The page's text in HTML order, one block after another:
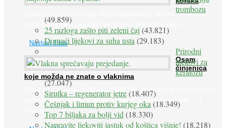
Želudac teško trpi stroge dijete i gladovanje, no srećom po nas
može ga se lako zavarati. Nezdravu i pretjeranu želju ...
Nastavi čitati
Osam
činjenica
koje možda ne znate o vlaknima
Evo zašto su vlakna važna i zašto nas bombardiraju reklamama i
pakiranjima u kojima obećavaju najviši postotak vlakana ... 1.
Vlakna ...
trombozu
(49.859)
25 razloga zašto piti zeleni čaj(43.821)
Domaći lijekovi za suha usta (29.183)
Prirodni
lijekovi za
keratozu
(27.047)
Sirutka – regenerator jetre(18.407)
Češnjak i limun protiv kurjeg oka (18.349)
Top 7 biljaka za bolji vid (18.330)
Napravite ljekoviti jastuk od koštica višnje! (18.218)